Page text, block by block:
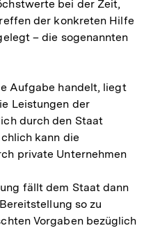
bei der Zeit,
der konkreten Hilfe
– die sogenannten
Aufgabe handelt, liegt
Leistungen der
durch den Staat
kann die
private Unternehmen
fällt dem Staat dann
so zu
Vorgaben bezüglich